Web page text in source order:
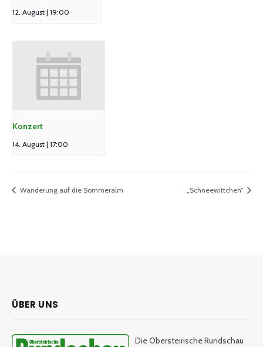
12. August | 19:00
Konzert
14. August | 17:00
Wanderung auf die Sommeralm „Schneewittchen“
ÜBER UNS
Die Obersteirische Rundschau